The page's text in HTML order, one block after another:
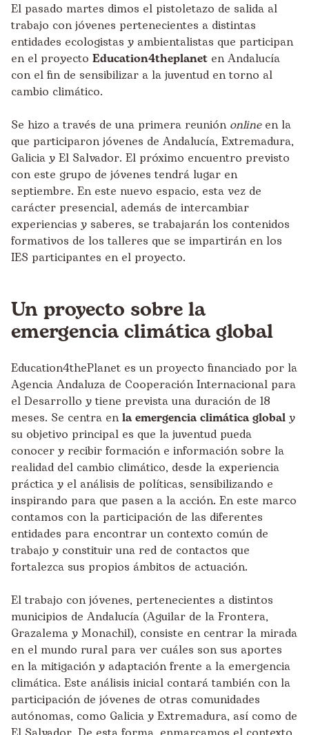
El pasado martes dimos el pistoletazo de salida al
trabajo con jóvenes pertenecientes a distintas
entidades ecologistas y ambientalistas que participan
en el proyecto Education4theplanet en Andalucía
con el fin de sensibilizar a la juventud en torno al
cambio climático.
Se hizo a través de una primera reunión onlineen la
que participaron jóvenes de Andalucía, Extremadura,
Galicia y El Salvador. El próximo encuentro previsto
con este grupo de jóvenes tendrá lugar en
septiembre. En este nuevo espacio, esta vez de
carácter presencial, además de intercambiar
experiencias y saberes, se trabajarán los contenidos
formativos de los talleres que se impartirán en los
IES participantes en el proyecto.
Un proyecto sobre la
emergencia climática global
Education4thePlanet es un proyecto financiado por la
Agencia Andaluza de Cooperación Internacional para
el Desarrollo y tiene prevista una duración de 18
meses. Se centra enla emergencia climática global y
su objetivo principal es que la juventud pueda
conocer y recibir formación e información sobre la
realidad del cambio climático, desde la experiencia
práctica y el análisis de políticas, sensibilizando e
inspirando para que pasen a la acción. En este marco
contamos con la participación de las diferentes
entidades para encontrar un contexto común de
trabajo y constituir una red de contactos que
fortalezca sus propios ámbitos de actuación.
El trabajo con jóvenes, pertenecientes a distintos
municipios de Andalucía (Aguilar de la Frontera,
Grazalema y Monachil), consiste en centrar la mirada
en el mundo rural para ver cuáles son sus aportes
en la mitigación y adaptación frente a la emergencia
climática. Este análisis inicial contará también con la
participación de jóvenes de otras comunidades
autónomas, como Galicia y Extremadura, así como de